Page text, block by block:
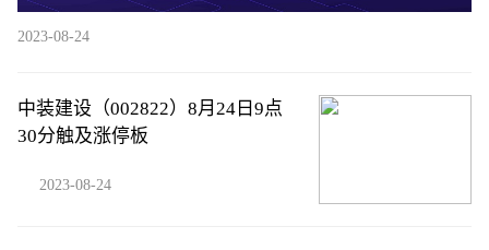
2023-08-24
中装建设（002822）8月24日9点
30分触及涨停板
2023-08-24